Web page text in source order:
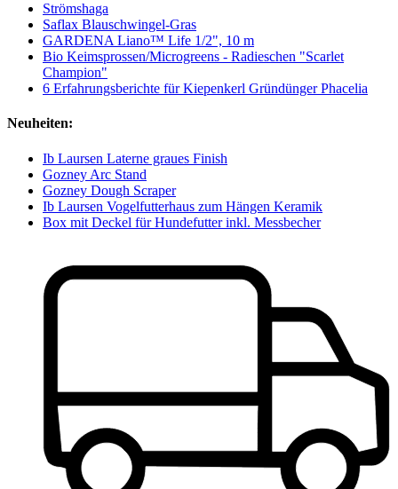
Strömshaga
Saflax Blauschwingel-Gras
GARDENA Liano™ Life 1/2", 10 m
Bio Keimsprossen/Microgreens - Radieschen "Scarlet
Champion"
6 Erfahrungsberichte für Kiepenkerl Gründünger Phacelia
Neuheiten:
Ib Laursen Laterne graues Finish
Gozney Arc Stand
Gozney Dough Scraper
Ib Laursen Vogelfutterhaus zum Hängen Keramik
Box mit Deckel für Hundefutter inkl. Messbecher